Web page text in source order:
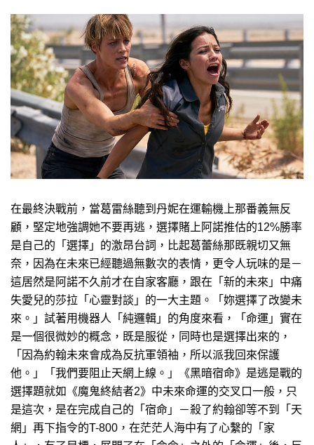
在最終決戰前，當葛雷絲聽到丹妮在運輸機上那番義無反
顧，堅定地強調她不要再逃，選擇賭上阿諾推估的12%勝率
是自己的「選擇」的激昂台詞，比起葛蕾絲那既親切又無
奈，因為在未來已經聽過無數次的表情，更令人玩味的是－
這居然是阿諾不久前才在自家客廳，跟在「新的未來」中痛
失愛兒的莎拉「心靈對談」的一大主題。「妳選擇了改變未
來。」試著用機器人「純邏輯」的角度來看，「命運」實在
是一個很微妙的概念，既是服從，同時也是選擇出來的，
「因為約翰未來會成為反抗軍領袖，所以派我回來保護
他。」「我們要阻止天網上線。」《黑暗宿命》是逃是戰的
選擇題就如《魔鬼終結者2》中未來命運的交叉口一般，只
是這次，是在完成自己的「宿命」－殺了約翰卻等不到「天
網」再下指令的T-800，在茫茫人海中有了心繫的「家